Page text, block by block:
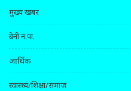
मुख्य खबर
बेनी न.पा.
आर्थिक
स्वास्थ्य/शिक्षा/समाज